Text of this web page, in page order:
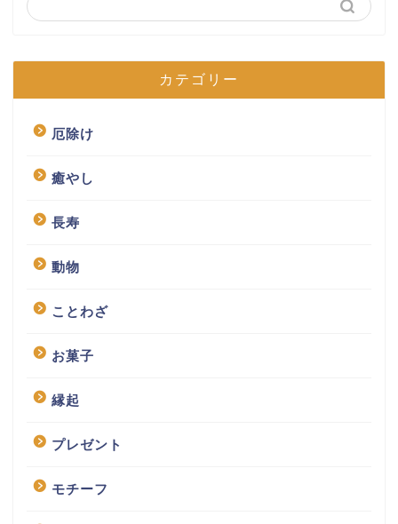
カテゴリー
厄除け
癒やし
長寿
動物
ことわざ
お菓子
縁起
プレゼント
モチーフ